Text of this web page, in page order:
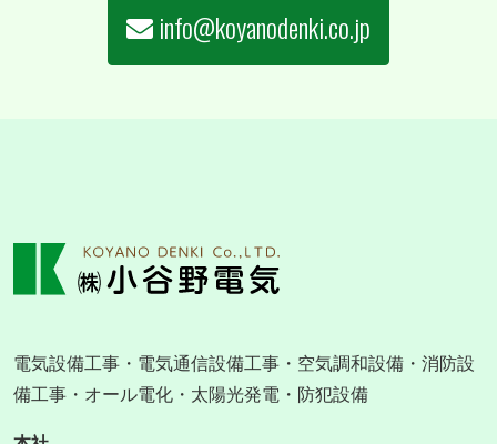
info@koyanodenki.co.jp
電気設備工事・電気通信設備工事・空気調和設備・消防設
備工事・オール電化・太陽光発電・防犯設備